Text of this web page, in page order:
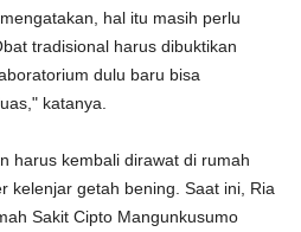
hal itu masih perlu
tradisional harus dibuktikan
dulu baru bisa
katanya.
harus kembali dirawat di rumah
kelenjar getah bening. Saat ini, Ria
Sakit Cipto Mangunkusumo